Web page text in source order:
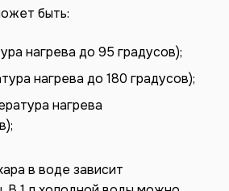
быть:
нагрева до 95 градусов);
нагрева до 180 градусов);
нагрева
в воде зависит